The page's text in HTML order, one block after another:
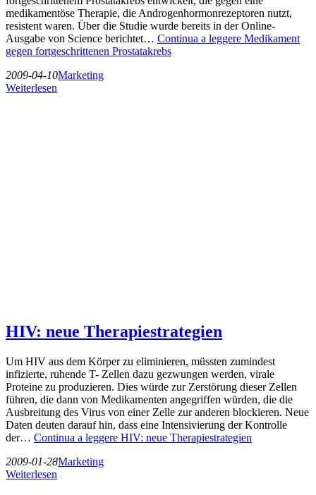
medikamentöse Therapie, die Androgenhormonrezeptoren nutzt,
resistent waren. Über die Studie wurde bereits in der Online-
Ausgabe von Science berichtet… Continua a leggere Medikament
gegen fortgeschrittenen Prostatakrebs
2009-04-10Marketing
Weiterlesen
HIV: neue Therapiestrategien
Um HIV aus dem Körper zu eliminieren, müssten zumindest
infizierte, ruhende T- Zellen dazu gezwungen werden, virale
Proteine zu produzieren. Dies würde zur Zerstörung dieser Zellen
führen, die dann von Medikamenten angegriffen würden, die die
Ausbreitung des Virus von einer Zelle zur anderen blockieren. Neue
Daten deuten darauf hin, dass eine Intensivierung der Kontrolle
der… Continua a leggere HIV: neue Therapiestrategien
2009-01-28Marketing
Weiterlesen